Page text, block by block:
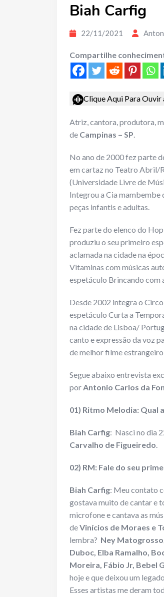
Biah Carfig
22/11/2021
Compartilhe
Clique Aqui Para Ouvir
Atriz, cantora, produtora,
de Campinas – SP.
No ano de 2000 fez parte
em cartaz no Teatro Abril/
(Universidade Livre de
Integrou a Cia mambembe
peças infantis e adultas.
Fez parte do elenco do
produziu o seu primeiro
aclamada na cidade na
Vitaminas com músicas
espetáculo Brincando com
Desde 2002 integra o
espetáculo Curta a
na cidade de Lisboa/
canto e expressão da voz
de melhor filme
Segue abaixo entrevista
porAntonio Carlos da
01) Ritmo Melodia: Qual
Biah Carfig: Nasci no dia
Carvalho de Figueiredo.
02) RM: Fale do seu
Biah Carfig: Meu contato
gostava muito de cantar e
microfone e cantava as
deVinícios de Moraes e
lembra? Ney
Duboc, Elba Ramalho,
Moreira, Fábio Jr, Bebel
hoje e que deixou um
Esses artistas me deram